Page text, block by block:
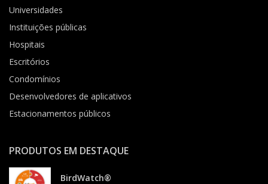
Universidades
Instituições públicas
Hospitais
Escritórios
Condomínios
Desenvolvedores de aplicativos
Estacionamentos públicos
PRODUTOS EM DESTAQUE
BirdWatch®